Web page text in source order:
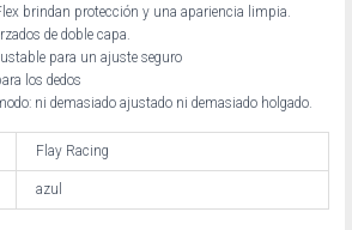
brindan protección y una apariencia limpia.
de doble capa.
para un ajuste seguro
los dedos
ni demasiado ajustado ni demasiado holgado.
Flay Racing
azul